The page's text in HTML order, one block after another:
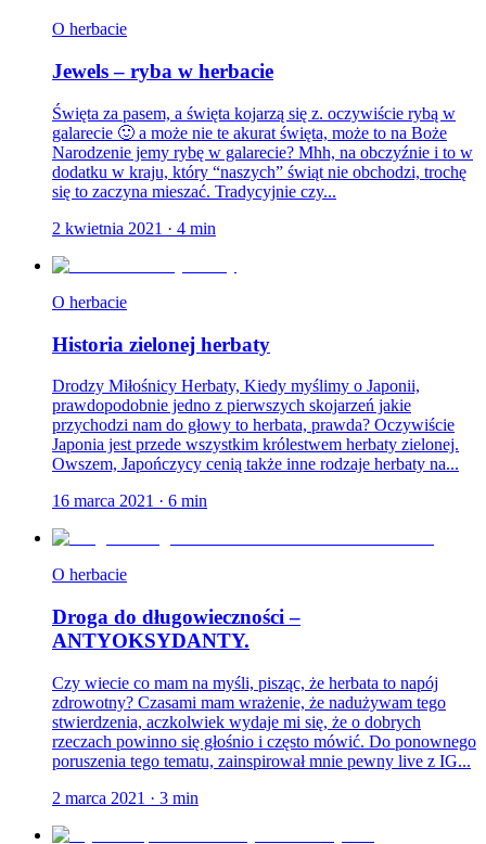
O herbacie
Jewels – ryba w herbacie
Święta za pasem, a święta kojarzą się z. oczywiście rybą w
galarecie 🙂 a może nie te akurat święta, może to na Boże
Narodzenie jemy rybę w galarecie? Mhh, na obczyźnie i to w
dodatku w kraju, który “naszych” świąt nie obchodzi, trochę
się to zaczyna mieszać. Tradycyjnie czy...
2 kwietnia 2021 · 4 min
O herbacie
Historia zielonej herbaty
Drodzy Miłośnicy Herbaty, Kiedy myślimy o Japonii,
prawdopodobnie jedno z pierwszych skojarzeń jakie
przychodzi nam do głowy to herbata, prawda? Oczywiście
Japonia jest przede wszystkim królestwem herbaty zielonej.
Owszem, Japończycy cenią także inne rodzaje herbaty na...
16 marca 2021 · 6 min
O herbacie
Droga do długowieczności –
ANTYOKSYDANTY.
Czy wiecie co mam na myśli, pisząc, że herbata to napój
zdrowotny? Czasami mam wrażenie, że nadużywam tego
stwierdzenia, aczkolwiek wydaje mi się, że o dobrych
rzeczach powinno się głośnio i często mówić. Do ponownego
poruszenia tego tematu, zainspirował mnie pewny live z IG...
2 marca 2021 · 3 min